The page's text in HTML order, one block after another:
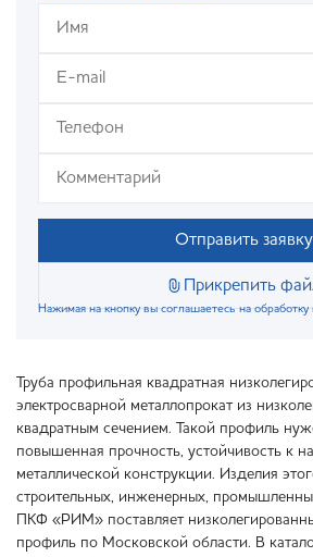
Отправить заявку
Прикрепить
Нажимая на кнопку вы соглашаетесь на
Труба профильная квадратная
электросварной металлопрокат из
квадратным сечением. Такой профиль
повышенная прочность, устойчивость к
металлической конструкции. Изделия
строительных, инженерных,
ПКФ «РИМ» поставляет
профиль по Московской области. В